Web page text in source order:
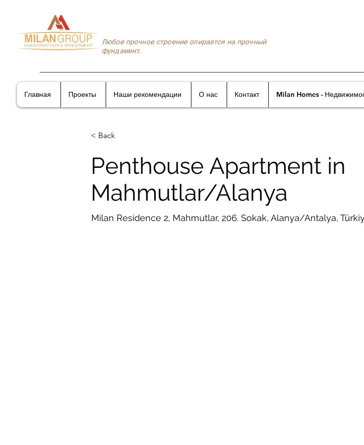
Любое прочное строение опирается на прочный
фундамент.
Главная Проекты Наши рекомендации О нас Контакт Milan Homes -
< Back
Penthouse Apartment in
Mahmutlar/Alanya
Milan Residence 2, Mahmutlar, 206. Sokak, Alanya/Antalya,